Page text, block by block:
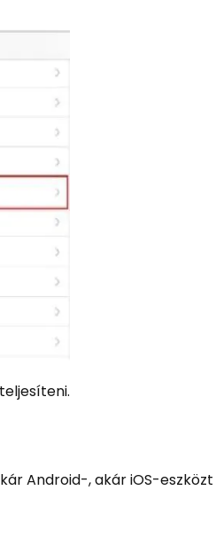
Android-, akár iOS-eszközt